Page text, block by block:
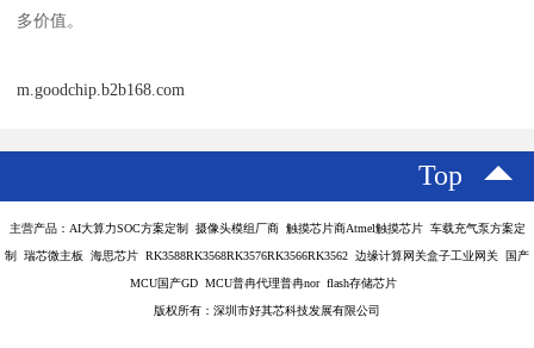
多价值。
m.goodchip.b2b168.com
Top
主营产品：AI大算力SOC方案定制 摄像头模组厂商 触摸芯片商Atmel触摸芯片 车载充气泵方案定
制 瑞芯微主板 海思芯片 RK3588RK3568RK3576RK3566RK3562 边缘计算网关盒子工业网关 国产
MCU国产GD MCU普冉代理普冉nor flash存储芯片
版权所有：深圳市好其芯科技发展有限公司